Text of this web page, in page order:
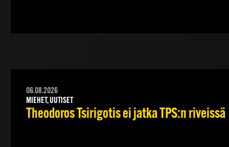
06.08.2026
MIEHET, UUTISET
Theodoros Tsirigotis ei jatka TPS:n riveissä